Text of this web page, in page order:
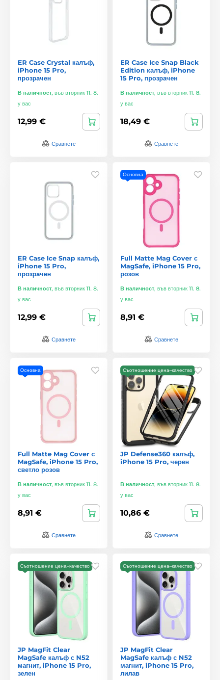
ER Case Crystal калъф,
iPhone 15 Pro,
прозрачен
В наличност, във вторник 11. 8.
у вас
12,99 €
Сравнете
ER Case Ice Snap Black
Edition калъф, iPhone
15 Pro, прозрачен
В наличност, във вторник 11. 8.
у вас
18,49 €
Сравнете
ER Case Ice Snap калъф,
iPhone 15 Pro,
прозрачен
В наличност, във вторник 11. 8.
у вас
12,99 €
Сравнете
Основна
Full Matte Mag Cover с
MagSafe, iPhone 15 Pro,
розов
В наличност, във вторник 11. 8.
у вас
8,91 €
Сравнете
Основна
Full Matte Mag Cover с
MagSafe, iPhone 15 Pro,
светло розов
В наличност, във вторник 11. 8.
у вас
8,91 €
Сравнете
Съотношение цена–качество
JP Defense360 калъф,
iPhone 15 Pro, черен
В наличност, във вторник 11. 8.
у вас
10,86 €
Сравнете
Съотношение цена–качество
JP MagFit Clear
MagSafe калъф с N52
магнит, iPhone 15 Pro,
зелен
Съотношение цена–качество
JP MagFit Clear
MagSafe калъф с N52
магнит, iPhone 15 Pro,
лилав